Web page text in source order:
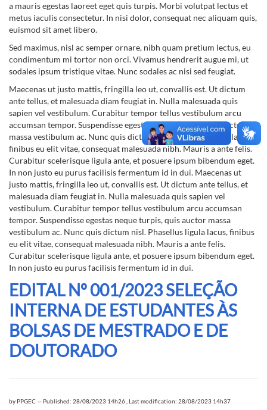
a mauris egestas laoreet eget quis turpis. Morbi volutpat lectus et
metus iaculis consectetur. In nisi dolor, consequat nec aliquam quis,
euismod sit amet libero.
Sed maximus, nisl ac semper ornare, nibh quam pretium lectus, eu
condimentum mi tortor non orci. Vivamus hendrerit augue mi, ut
sodales ipsum tristique vitae. Nunc sodales ac nisi sed feugiat.
Maecenas ut justo mattis, fringilla leo ut, convallis est. Ut dictum
ante tellus, et malesuada diam feugiat in. Nulla malesuada quis
sapien vel vestibulum. Curabitur tempor tellus vestibulum arcu
accumsan tempor. Suspendisse egestas neque turpis, quis auctor
massa vestibulum ac. Nunc quis dictum nisl. Phasellus ligula lacus,
finibus eu elit vitae, consequat malesuada nibh. Mauris a ante felis.
Curabitur scelerisque ligula ante, et posuere ipsum bibendum eget.
In non justo eu purus facilisis fermentum id in dui. Maecenas ut
justo mattis, fringilla leo ut, convallis est. Ut dictum ante tellus, et
malesuada diam feugiat in. Nulla malesuada quis sapien vel
vestibulum. Curabitur tempor tellus vestibulum arcu accumsan
tempor. Suspendisse egestas neque turpis, quis auctor massa
vestibulum ac. Nunc quis dictum nisl. Phasellus ligula lacus, finibus
eu elit vitae, consequat malesuada nibh. Mauris a ante felis.
Curabitur scelerisque ligula ante, et posuere ipsum bibendum eget.
In non justo eu purus facilisis fermentum id in dui.
EDITAL Nº 001/2023 SELEÇÃO
INTERNA DE ESTUDANTES ÀS
BOLSAS DE MESTRADO E DE
DOUTORADO
by PPGEC— Published: 28/08/2023 14h26 Last modification: 28/08/2023 14h37